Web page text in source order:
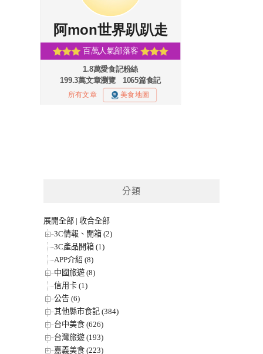
分類
展開全部 | 收合全部
3C情報、開箱 (2)
3C產品開箱 (1)
APP介紹 (8)
中國旅遊 (8)
信用卡 (1)
公告 (6)
其他縣市食記 (384)
台中美食 (626)
台灣旅遊 (193)
嘉義美食 (223)